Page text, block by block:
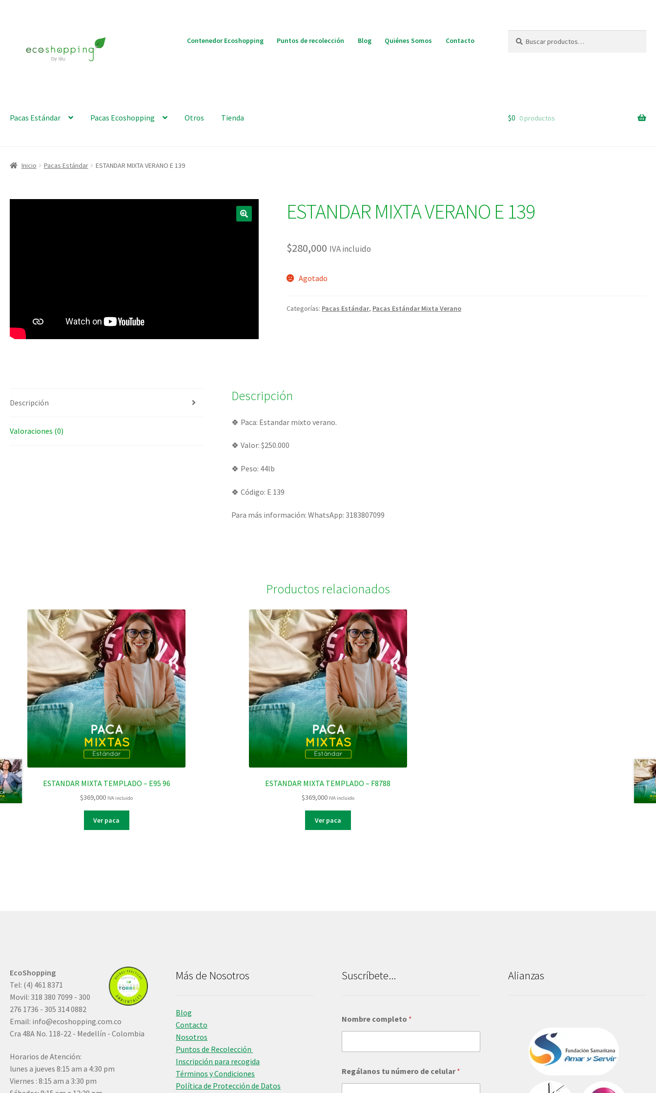
Contenedor Ecoshopping Puntos de recolección Blog Quiénes Somos Contacto
por:
Pacas Estándar Pacas Ecoshopping Otros Tienda $0 0 productos
Inicio Pacas Estándar ESTANDAR MIXTA VERANO E 139
ESTANDAR MIXTA VERANO E 139
$280,000 IVA incluido
Agotado
Categorías: Pacas Estándar, Pacas Estándar Mixta Verano
Descripción
Valoraciones (0)
Descripción
🍀 Paca: Estandar mixto verano.
🍀 Valor: $250.000
🍀 Peso: 44lb
🍀 Código: E 139
Para más información: WhatsApp: 3183807099
Productos relacionados
ESTANDAR MIXTA TEMPLADO – E95 96
$369,000 IVA incluido
Ver paca
ESTANDAR MIXTA TEMPLADO – F8788
$369,000 IVA incluido
Ver paca
EcoShopping
Tel: (4) 461 8371
Movil: 318 380 7099 - 300
276 1736 - 305 314 0882
Email: info@ecoshopping.com.co
Cra 48A No. 118-22 - Medellín - Colombia
Horarios de Atención:
lunes a jueves 8:15 am a 4:30 pm
Viernes : 8:15 am a 3:30 pm
Más de Nosotros
Blog
Contacto
Nosotros
Puntos de Recolección
Inscripción para recogida
Términos y Condiciones
Política de Protección de Datos
Suscríbete...
ú
m
r
*
n
ú
Nombre completo *
Regálanos tu número de celular*
Alianzas